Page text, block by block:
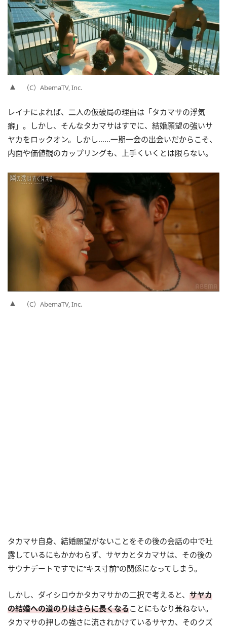
（C）AbemaTV, Inc.
レイナによれば、二人の仮破局の理由は「タカマサの浮気
癖」。しかし、そんなタカマサはすでに、結婚願望の強いサ
ヤカをロックオン。しかし……一期一会の出会いだからこそ、
内面や価値観のカップリングも、上手くいくとは限らない。
（C）AbemaTV, Inc.
タカマサ自身、結婚願望がないことをその後の会話の中で吐
露しているにもかかわらず、サヤカとタカマサは、その後の
サウナデートですでに“キス寸前”の関係になってしまう。
しかし、ダイシロウかタカマサかの二択で考えると、 サヤカ
の結婚への道のりはさらに長くなることにもなり兼ねない。
タカマサの押しの強さに流されかけているサヤカ、そのクズ